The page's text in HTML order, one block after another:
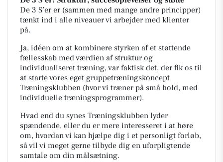
De 3 S’er er (sammen med mange andre principper)
tænkt ind i alle niveauer vi arbejder med klienter
på.
Ja, idéen om at kombinere styrken af et støttende
fællesskab med værdien af struktur og
individualiseret træning, var faktisk det, der fik os til
at starte vores eget gruppetræningskoncept
Træningsklubben (hvor vi træner på små hold, med
individuelle træningsprogrammer).
Hvad end du synes Træningsklubben lyder
spændende, eller du er mere interesseret i at høre
om, hvordan vi kan hjælpe dig i et personligt forløb,
så vil vi meget gerne tilbyde dig en uforpligtende
samtale om din målsætning.